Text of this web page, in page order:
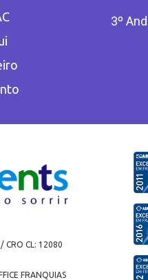
3º
CRO CL: 12080
FRANQUIAS